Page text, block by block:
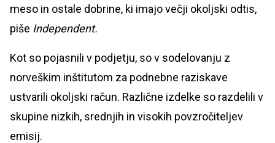
meso in ostale dobrine, ki imajo večji okoljski odtis,
piše Independent.
Kot so pojasnili v podjetju, so v sodelovanju z
norveškim inštitutom za podnebne raziskave
ustvarili okoljski račun. Različne izdelke so razdelili v
skupine nizkih, srednjih in visokih povzročiteljev
emisij.